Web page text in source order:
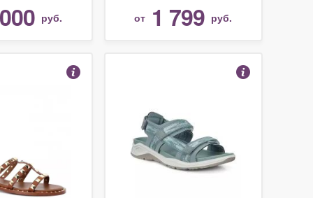
руб. от 1 799 руб.